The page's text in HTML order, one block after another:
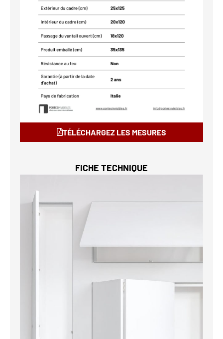
TÉLÉCHARGEZ LES MESURES
FICHE TECHNIQUE